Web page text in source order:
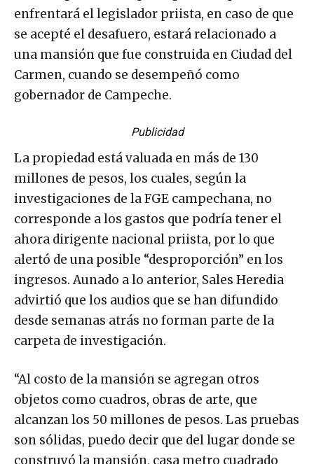
enfrentará el legislador priista, en caso de que
se acepté el desafuero, estará relacionado a
una mansión que fue construida en Ciudad del
Carmen, cuando se desempeñó como
gobernador de Campeche.
Publicidad
La propiedad está valuada en más de 130
millones de pesos, los cuales, según la
investigaciones de la FGE campechana, no
corresponde a los gastos que podría tener el
ahora dirigente nacional priista, por lo que
alertó de una posible “desproporción” en los
ingresos. Aunado a lo anterior, Sales Heredia
advirtió que los audios que se han difundido
desde semanas atrás no forman parte de la
carpeta de investigación.
“Al costo de la mansión se agregan otros
objetos como cuadros, obras de arte, que
alcanzan los 50 millones de pesos. Las pruebas
son sólidas, puedo decir que del lugar donde se
construyó la mansión, casa metro cuadrado